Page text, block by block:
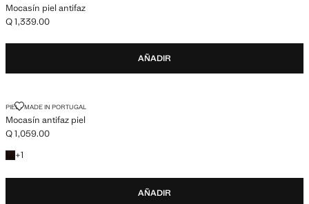
Mocasín piel antifaz
Precio actual [Q 1,339.00 ]
Q 1,339.00
AÑADIR
PIEL - MADE IN PORTUGAL
Mocasín antifaz piel
MOCASÍN ANTIFAZ PIEL
Precio actual [Q 1,059.00 ]
Q 1,059.00
+1
+1 color
AÑADIR